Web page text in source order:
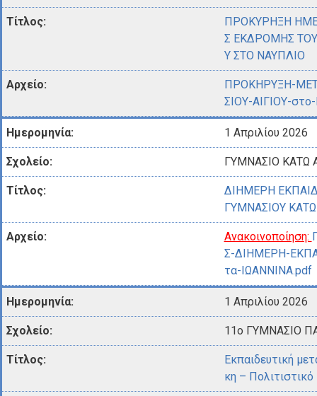
ΠΡΟΚΥΡΗΞΗ
Σ ΕΚΔΡΟΜΗΣ ΤΟΥ
Υ ΣΤΟ ΝΑΥΠΛΙΟ
ΠΡΟΚΗΡΥΞΗ-
ΣΙΟΥ-ΑΙΓΙΟΥ-
1 Απριλίου 2026
ΓΥΜΝΑΣΙΟ ΚΑΤΩ
ΔΙΗΜΕΡΗ
ΓΥΜΝΑΣΙΟΥ
Ανακοινοποίηση:
Σ-ΔΙΗΜΕΡΗ-
τα-ΙΩΑΝΝΙΝΑ.pdf
1 Απριλίου 2026
11ο ΓΥΜΝΑΣΙΟ
Εκπαιδευτική
κη –